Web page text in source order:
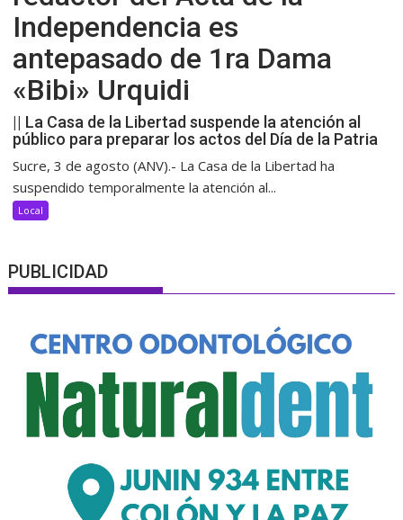
Independencia es
antepasado de 1ra Dama
«Bibi» Urquidi
|| La Casa de la Libertad suspende la atención al
público para preparar los actos del Día de la Patria
Sucre, 3 de agosto (ANV).- La Casa de la Libertad ha
suspendido temporalmente la atención al...
Local
PUBLICIDAD